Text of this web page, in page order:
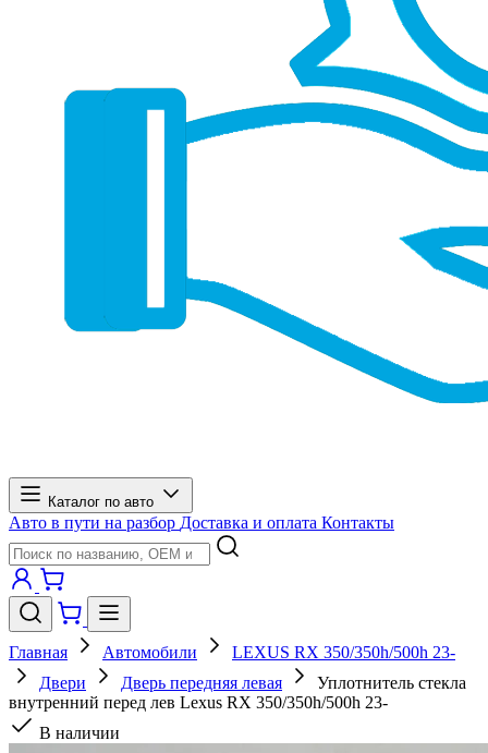
Каталог по авто
Авто в пути на разбор Доставка и оплата Контакты
Главная Автомобили
LEXUS RX 350/350h/500h 23-
Двери
Дверь передняя левая
Уплотнитель стекла
внутренний перед лев Lexus RX 350/350h/500h 23-
В наличии